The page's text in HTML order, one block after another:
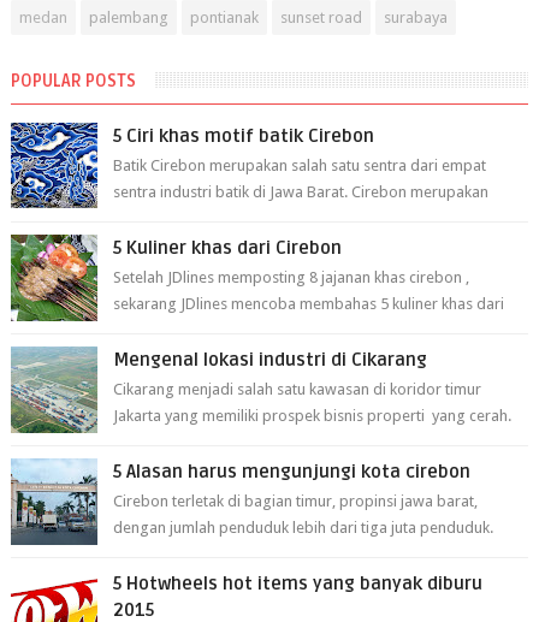
medan palembang pontianak sunset road surabaya
POPULAR POSTS
5 Ciri khas motif batik Cirebon
Batik Cirebon merupakan salah satu sentra dari empat
sentra industri batik di Jawa Barat. Cirebon merupakan
5 Kuliner khas dari Cirebon
Setelah JDlines memposting 8 jajanan khas cirebon ,
sekarang JDlines mencoba membahas 5 kuliner khas dari
Mengenal lokasi industri di Cikarang
Cikarang menjadi salah satu kawasan di koridor timur
Jakarta yang memiliki prospek bisnis properti yang cerah.
5 Alasan harus mengunjungi kota cirebon
Cirebon terletak di bagian timur, propinsi jawa barat,
dengan jumlah penduduk lebih dari tiga juta penduduk.
5 Hotwheels hot items yang banyak diburu
2015